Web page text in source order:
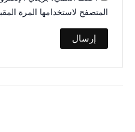
المتصفح لاستخدامها المرة